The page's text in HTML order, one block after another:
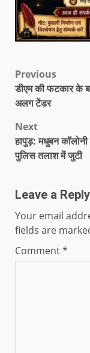
Previous
डीएम की फटकार के
अलग टेंडर
Next
हापुड़: मधुबन
पुलिस तलाश में जुटी
Leave a Reply
Your email
fields are
Comment*